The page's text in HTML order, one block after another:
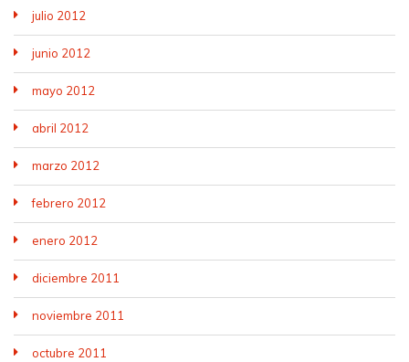
julio 2012
junio 2012
mayo 2012
abril 2012
marzo 2012
febrero 2012
enero 2012
diciembre 2011
noviembre 2011
octubre 2011